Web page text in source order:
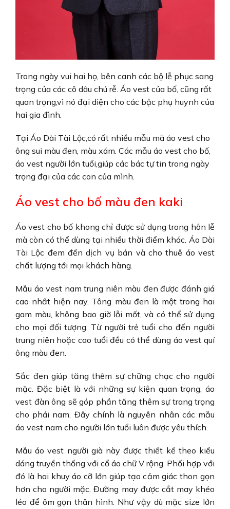
Trong ngày vui hai họ, bên canh các bộ lễ phục sang
trọng của các cô dâu chú rễ. Áo vest của bố, cũng rất
quan trọng,vì nó đại diện cho các bậc phụ huynh của
hai gia đình.
Tại Áo Dài Tài Lộc,có rất nhiều mẫu mã áo vest cho
ông sui màu đen, màu xám. Các mẫu áo vest cho bố,
áo vest người lớn tuổi,giúp các bác tự tin trong ngày
trọng đại của các con của mình.
Áo vest cho bố màu đen kaki
Áo vest cho bố khong chỉ được sử dụng trong hôn lễ
mà còn có thể dùng tại nhiều thời điểm khác. Áo Dài
Tài Lộc đem đến dịch vụ bán và cho thuê áo vest
chất lượng tới mọi khách hàng.
Mẫu áo vest nam trung niên màu đen được đánh giá
cao nhất hiện nay. Tông màu đen là một trong hai
gam màu, không bao giờ lỗi mốt, và có thể sử dụng
cho mọi đối tượng. Từ người trẻ tuổi cho đến người
trung niên hoặc cao tuổi đều có thể dùng áo vest quí
ông màu đen.
Sắc đen giúp tăng thêm sự chững chạc cho người
mặc. Đặc biệt là với những sự kiện quan trọng, áo
vest đàn ông sẽ góp phần tăng thêm sự trang trọng
cho phái nam. Đây chính là nguyên nhân các mẫu
áo vest nam cho người lớn tuổi luôn được yêu thích.
Mẫuáo vest người già này được thiết kế theo kiểu
dáng truyền thống với cổ áo chữ V rộng. Phối hợp với
đó là hai khuy áo cỡ lớn giúp tạo cảm giác thon gọn
hơn cho người mặc. Đường may được cắt may khéo
léo để ôm gọn thân hình. Như vậy dù mặcsize lớn